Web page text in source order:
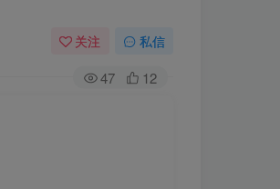
关注 私信
47 12